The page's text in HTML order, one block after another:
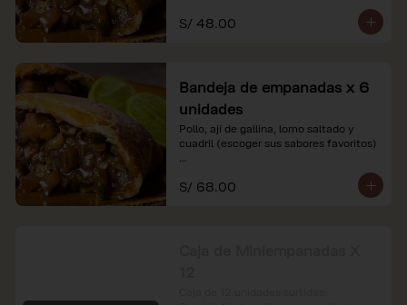
*Nuestros precios están expresados en
soles e incluyen impuestos de ley y
S/ 48.00
Bandeja de empanadas x 6
unidades
Pollo, ají de gallina, lomo saltado y
cuadril (escoger sus sabores favoritos)
*Nuestros precios están expresados en
soles e incluyen impuestos de ley y
S/ 68.00